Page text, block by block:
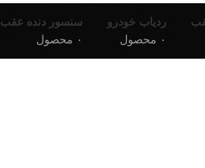
ردیاب خودرو
۰ محصول
سنسور دنده عقب
۰ محصول